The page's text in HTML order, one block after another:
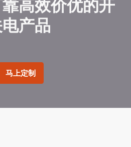
高效价优的开
产品
马上定制